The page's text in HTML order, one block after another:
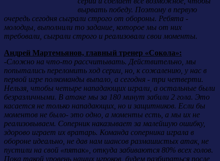
вырвать победу. Поэтому в первую
очередь сегодня сыграли строго от обороны. Ребята -
молодцы, выполнили то задание, которое мы от них
требовали, сыграли строго и реализовали свои моменты.
Андрей Мартемьянов, главный тренер «Сокола»:
-Сложно на что-то рассчитывать. Действительно, мы
попытались переломить ход серии, но, к сожалению, у нас в
первой игре полкоманды выпало, а сегодня - три четверти.
Нельзя, чтобы четыре нападающих играли, а остальные были
безразличными. В атаке мы за 180 минут забили 2 гола. Это
касается не только нападающих, но и защитников. Если бы
моментов не было- это одно, а моменты есть, а мы их не
реализовываем. Соперник наказывает за малейшую ошибку,
здорово играет их вратарь. Команда соперника играла в
обороне идеально, не дав нам шансов размашистых атак, не
пустили на свой «пятак», откуда забиваются 80% всех голов.
Пока такой уровень наших игроков, будем разбираться после